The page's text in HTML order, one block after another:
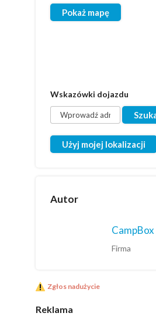
Pokaż mapę
Wskazówki dojazdu
Użyj mojej lokalizacji
Autor
CampBox
Firma
Zgłos nadużycie
Reklama